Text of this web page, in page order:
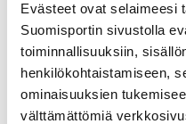
Evästeet ovat selaimeesi
Suomisportin sivustolla
toiminnallisuuksiin,
henkilökohtaistamiseen,
ominaisuuksien
välttämättömiä
Huomioithan, että
jäseneksi, mikäli sitä ei
kauden aikana.
31.7.2026.